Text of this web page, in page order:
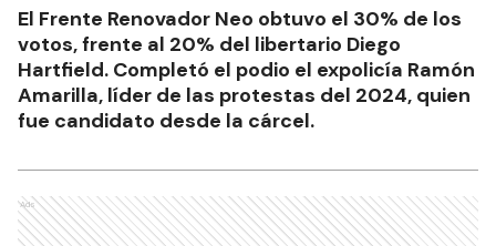
El Frente Renovador Neo obtuvo el 30% de los
votos, frente al 20% del libertario Diego
Hartfield. Completó el podio el expolicía Ramón
Amarilla, líder de las protestas del 2024, quien
fue candidato desde la cárcel.
Ads